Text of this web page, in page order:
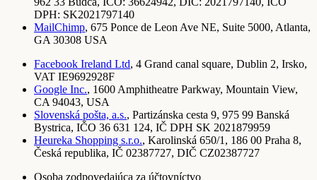
DPH: SK2021797140
MailChimp, 675 Ponce de Leon Ave NE, Suite 5000, Atlanta,
GA 30308 USA
Facebook Ireland Ltd, 4 Grand canal square, Dublin 2, Irsko,
VAT IE9692928F
Google Inc., 1600 Amphitheatre Parkway, Mountain View,
CA 94043, USA
Slovenská pošta, a.s., Partizánska cesta 9, 975 99 Banská
Bystrica, IČO 36 631 124, IČ DPH SK 2021879959
Heureka Shopping s.r.o., Karolinská 650/1, 186 00 Praha 8,
Česká republika, IČ 02387727, DIČ CZ02387727
Osoba zodpovedajúca za účtovníctvo